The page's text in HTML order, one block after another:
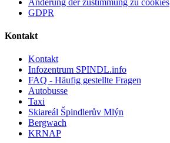
Änderung der zustimmung zu cookies
GDPR
Kontakt
Kontakt
Infozentrum SPINDL.info
FAQ - Häufig gestellte Fragen
Autobusse
Taxi
Skiareál Špindlerův Mlýn
Bergwach
KRNAP